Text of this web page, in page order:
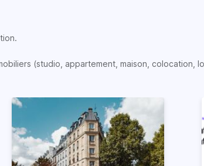
(studio, appartement, maison, colocation,